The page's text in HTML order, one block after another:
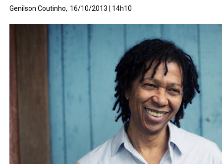
Genilson Coutinho, 16/10/2013 | 14h10